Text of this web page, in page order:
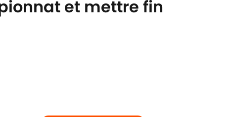
et mettre fin